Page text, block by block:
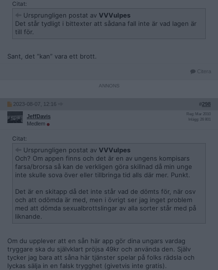
Citat:
Ursprungligen postat av VVVulpes
Det står tydligt i bittexter att sådana fall inte är vad lagen är
till för.
Sant, det ”kan” vara ett brott.
Citera
2023-08-07, 12:16 #298
JeffDavis
Medlem
Reg: Mar 2010
Inlägg: 26 801
Citat:
Ursprungligen postat av VVVulpes
Och? Om appen finns och det är en av ungens kompisars
farsa/brorsa så kan de verkligen göra skillnad då min unge
inte skulle sova över eller tillbringa tid alls där mer. Punkt.
Det är en skitapp då det inte står vad de dömts för, när osv
och att odömda är med, men i övrigt ser jag inget problem
med att dömda sexualbrottslingar av alla sorter står med på
liknande.
Om du upplever att en sån här app gör dina ungars vardag
tryggare ska du självklart pröjsa 49kr och använda den. Själv
tycker jag bara att såna här tjänster spelar på folks rädsla och
lyckas sälja in en falsk trygghet (givetvis inte gratis).